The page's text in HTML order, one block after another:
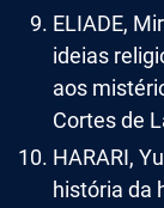
ELIADE,
ideias
aos
Cortes de
HARARI,
história da